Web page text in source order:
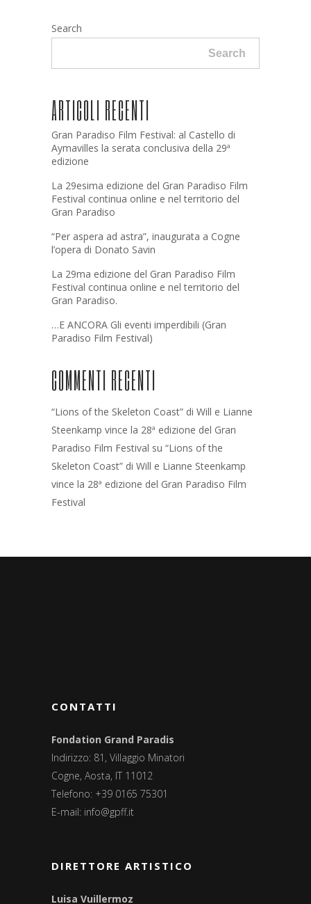
Search
Search
ARTICOLI RECENTI
Gran Paradiso Film Festival: al Castello di
Aymavilles la serata conclusiva della 29ª
edizione
La 29esima edizione del Gran Paradiso Film
Festival continua online e nel territorio del
Gran Paradiso
“Per aspera ad astra”, inaugurata a Cogne
l’opera di Donato Savin
La 29ma edizione del Gran Paradiso Film
Festival continua online e nel territorio del
Gran Paradiso.
…E ANCORA Gli eventi imperdibili (Gran
Paradiso Film Festival)
COMMENTI RECENTI
“Lions of the Skeleton Coast” di Will e Lianne
Steenkamp vince la 28ª edizione del Gran
Paradiso Film Festival su “Lions of the
Skeleton Coast” di Will e Lianne Steenkamp
vince la 28ª edizione del Gran Paradiso Film
Festival
CONTATTI
Fondation Grand Paradis
Indirizzo: 81, Villaggio Minatori
Cogne, Aosta, IT 11012
Telefono: +39 0165 75301
E-mail: info@gpff.it
DIRETTORE ARTISTICO
Luisa Vuillermoz